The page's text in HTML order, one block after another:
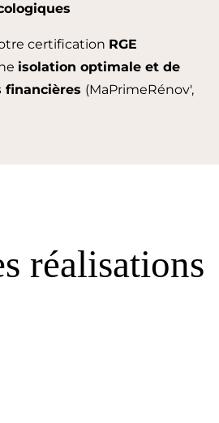
certification RGE
isolation optimale et de
financières (MaPrimeRénov',
réalisations